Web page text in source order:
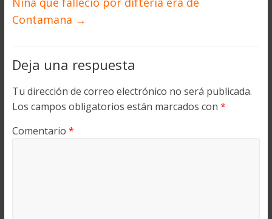
Contamana →
Deja una respuesta
Tu dirección de correo electrónico no será publicada.
Los campos obligatorios están marcados con *
Comentario *